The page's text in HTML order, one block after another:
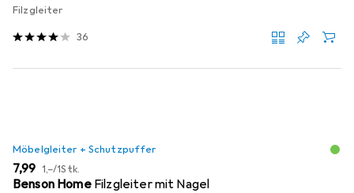
Filzgleiter
36
Möbelgleiter + Schutzpuffer
EUR
7,99 EUR
1,–/1Stk.
Benson Home Filzgleiter mit Nagel